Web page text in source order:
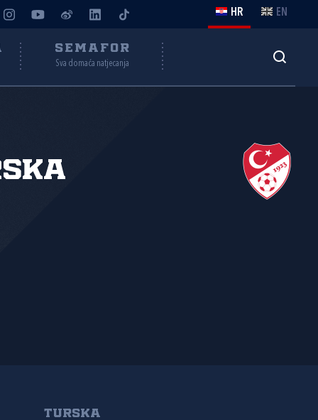
HR EN
SEMAFOR
Sva domaća natjecanja
TURSKA